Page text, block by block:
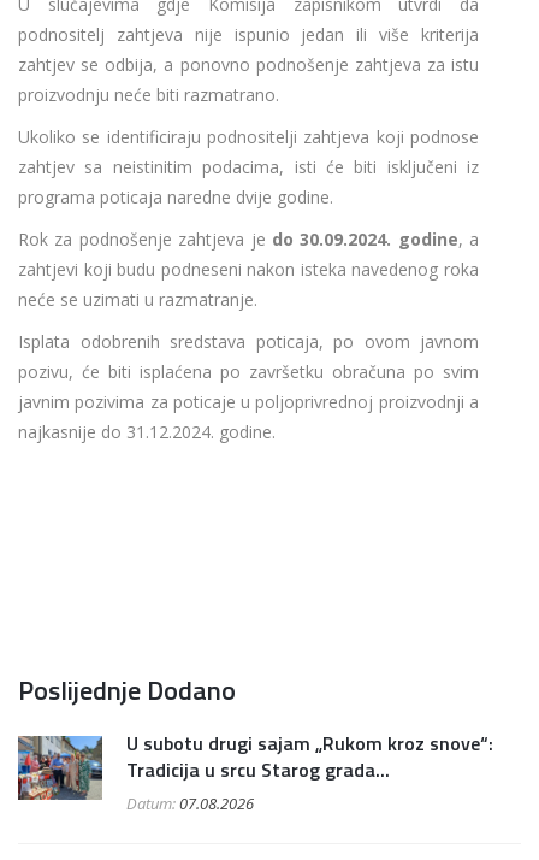
U slučajevima gdje Komisija zapisnikom utvrdi da
podnositelj zahtjeva nije ispunio jedan ili više kriterija
zahtjev se odbija, a ponovno podnošenje zahtjeva za istu
proizvodnju neće biti razmatrano.
Ukoliko se identificiraju podnositelji zahtjeva koji podnose
zahtjev sa neistinitim podacima, isti će biti isključeni iz
programa poticaja naredne dvije godine.
Rok za podnošenje zahtjeva je do 30.09.2024. godine, a
zahtjevi koji budu podneseni nakon isteka navedenog roka
neće se uzimati u razmatranje.
Isplata odobrenih sredstava poticaja, po ovom javnom
pozivu, će biti isplaćena po završetku obračuna po svim
javnim pozivima za poticaje u poljoprivrednoj proizvodnji a
najkasnije do 31.12.2024. godine.
Poslijednje Dodano
U subotu drugi sajam „Rukom kroz snove“:
Tradicija u srcu Starog grada...
Datum:07.08.2026